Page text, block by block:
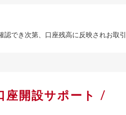
認でき次第、口座残高に反映されお取
座開設サポート